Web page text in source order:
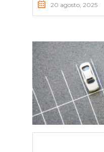
20 agosto, 2025